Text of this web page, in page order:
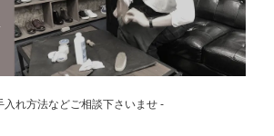
入れ方法などご相談下さいませ -